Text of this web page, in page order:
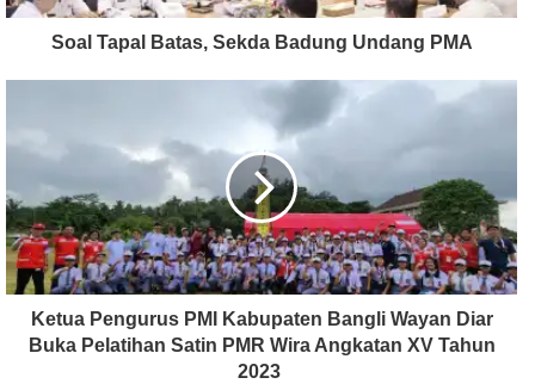
Soal Tapal Batas, Sekda Badung Undang PMA
Ketua Pengurus PMI Kabupaten Bangli Wayan Diar
Buka Pelatihan Satin PMR Wira Angkatan XV Tahun
2023